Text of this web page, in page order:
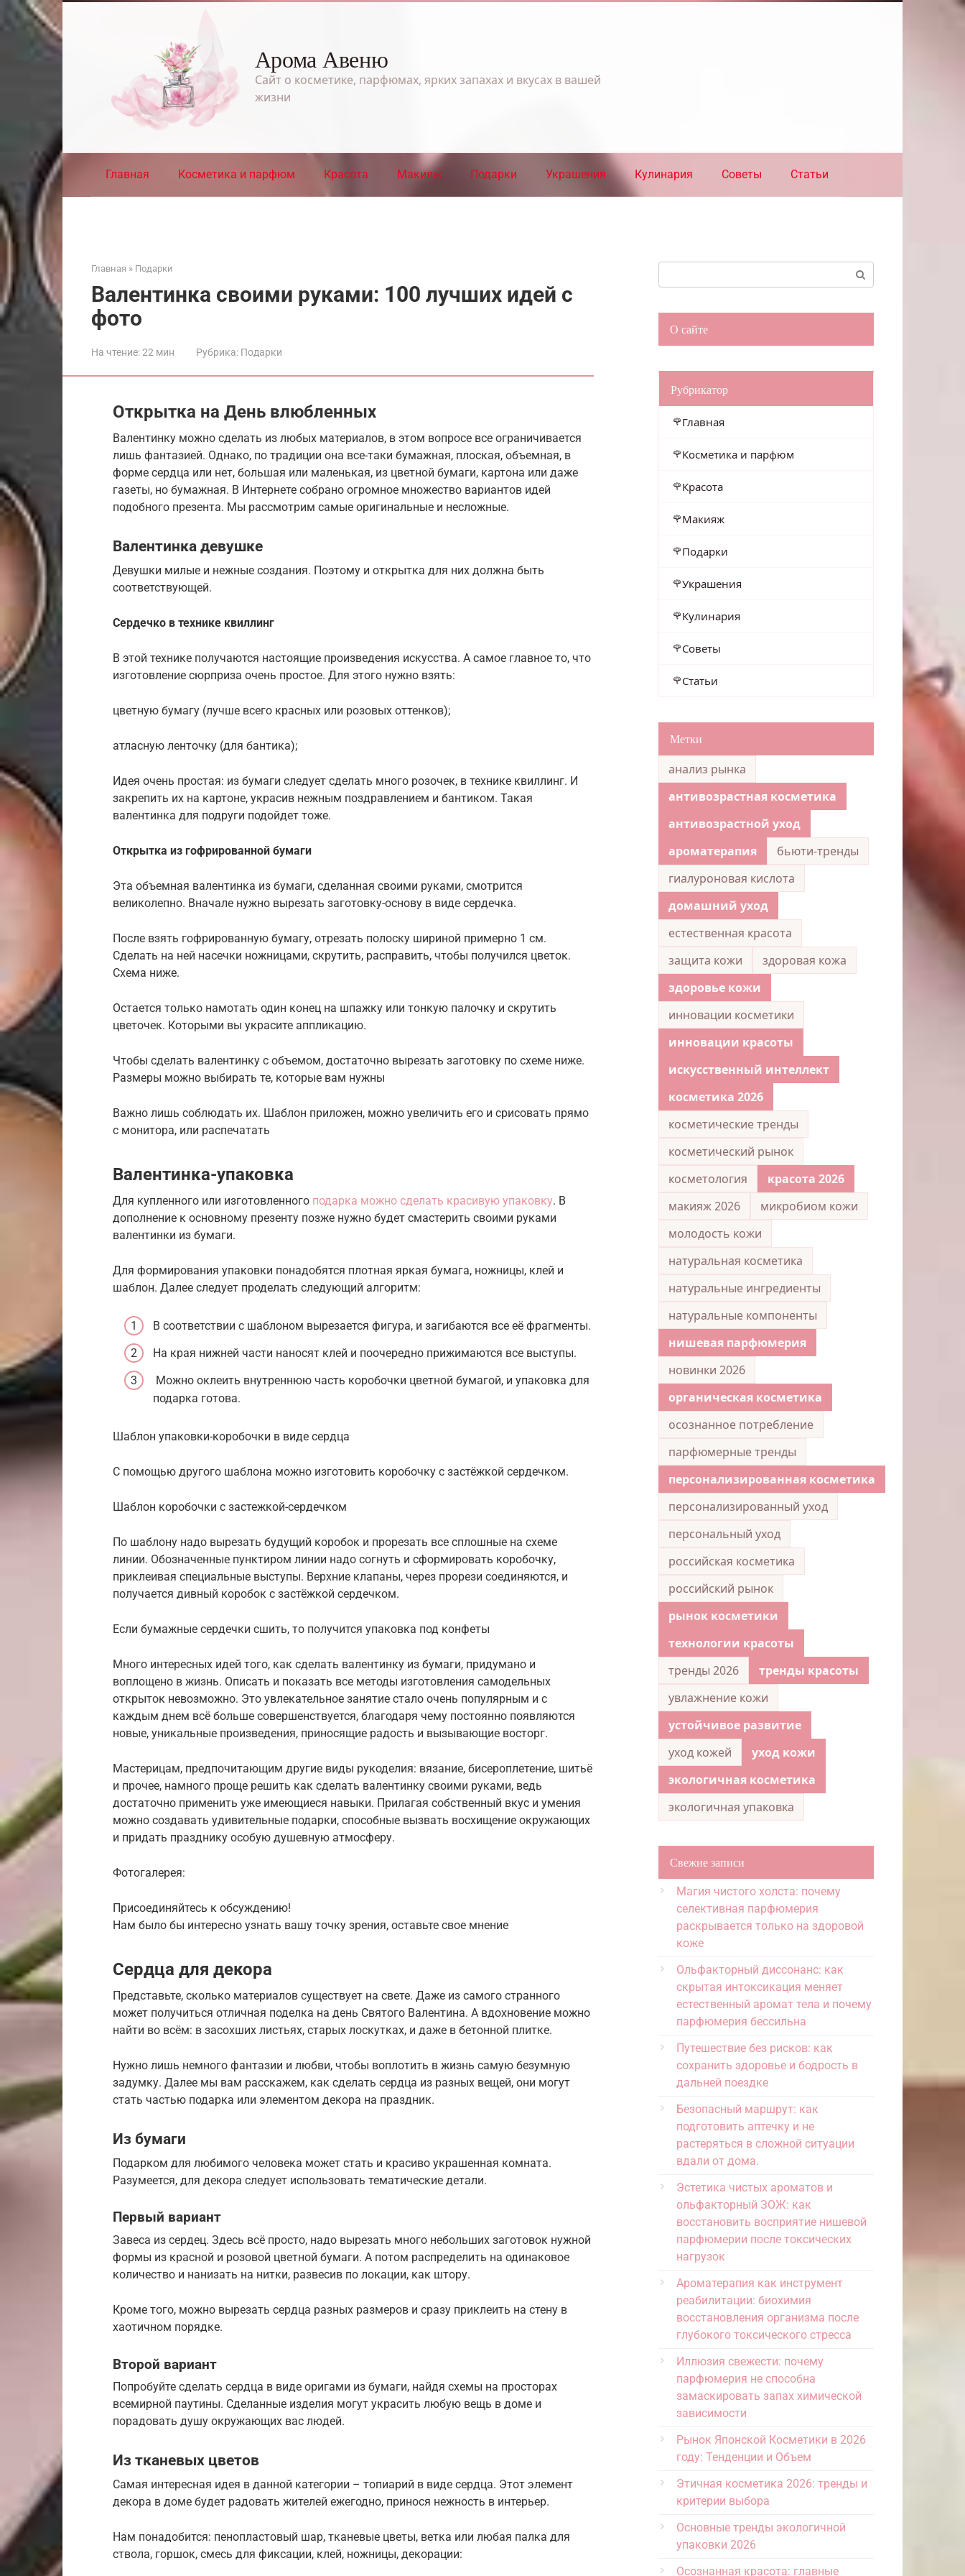
Перейти
к
контенту
Арома Авеню
Сайт о косметике, парфюмах, ярких запахах и вкусах в вашей
жизни
Главная Косметика и парфюм Красота Макияж Подарки Украшения Кулинария Советы Статьи
Главная » Подарки
Валентинка своими руками: 100 лучших идей с
фото
На чтение:22 мин Рубрика: Подарки
Открытка на День влюбленных
Валентинку можно сделать из любых материалов, в этом вопросе все ограничивается
лишь фантазией. Однако, по традиции она все-таки бумажная, плоская, объемная, в
форме сердца или нет, большая или маленькая, из цветной бумаги, картона или даже
газеты, но бумажная. В Интернете собрано огромное множество вариантов идей
подобного презента. Мы рассмотрим самые оригинальные и несложные.
Валентинка девушке
Девушки милые и нежные создания. Поэтому и открытка для них должна быть
соответствующей.
Сердечко в технике квиллинг
В этой технике получаются настоящие произведения искусства. А самое главное то, что
изготовление сюрприза очень простое. Для этого нужно взять:
цветную бумагу (лучше всего красных или розовых оттенков);
атласную ленточку (для бантика);
Идея очень простая: из бумаги следует сделать много розочек, в технике квиллинг. И
закрепить их на картоне, украсив нежным поздравлением и бантиком. Такая
валентинка для подруги подойдет тоже.
Открытка из гофрированной бумаги
Эта объемная валентинка из бумаги, сделанная своими руками, смотрится
великолепно. Вначале нужно вырезать заготовку-основу в виде сердечка.
После взять гофрированную бумагу, отрезать полоску шириной примерно 1 см.
Сделать на ней насечки ножницами, скрутить, расправить, чтобы получился цветок.
Схема ниже.
Остается только намотать один конец на шпажку или тонкую палочку и скрутить
цветочек. Которыми вы украсите аппликацию.
Чтобы сделать валентинку с объемом, достаточно вырезать заготовку по схеме ниже.
Размеры можно выбирать те, которые вам нужны
Важно лишь соблюдать их. Шаблон приложен, можно увеличить его и срисовать прямо
с монитора, или распечатать
Валентинка-упаковка
Для купленного или изготовленного подарка можно сделать красивую упаковку. В
дополнение к основному презенту позже нужно будет смастерить своими руками
валентинки из бумаги.
Для формирования упаковки понадобятся плотная яркая бумага, ножницы, клей и
шаблон. Далее следует проделать следующий алгоритм:
В соответствии с шаблоном вырезается фигура, и загибаются все её фрагменты.
На края нижней части наносят клей и поочередно прижимаются все выступы.
Можно оклеить внутреннюю часть коробочки цветной бумагой, и упаковка для
подарка готова.
Шаблон упаковки-коробочки в виде сердца
С помощью другого шаблона можно изготовить коробочку с застёжкой сердечком.
Шаблон коробочки с застежкой-сердечком
По шаблону надо вырезать будущий коробок и прорезать все сплошные на схеме
линии. Обозначенные пунктиром линии надо согнуть и сформировать коробочку,
приклеивая специальные выступы. Верхние клапаны, через прорези соединяются, и
получается дивный коробок с застёжкой сердечком.
Если бумажные сердечки сшить, то получится упаковка под конфеты
Много интересных идей того, как сделать валентинку из бумаги, придумано и
воплощено в жизнь. Описать и показать все методы изготовления самодельных
открыток невозможно. Это увлекательное занятие стало очень популярным и с
каждым днем всё больше совершенствуется, благодаря чему постоянно появляются
новые, уникальные произведения, приносящие радость и вызывающие восторг.
Мастерицам, предпочитающим другие виды рукоделия: вязание, бисероплетение, шитьё
и прочее, намного проще решить как сделать валентинку своими руками, ведь
достаточно применить уже имеющиеся навыки. Прилагая собственный вкус и умения
можно создавать удивительные подарки, способные вызвать восхищение окружающих
и придать празднику особую душевную атмосферу.
Фотогалерея:
Присоединяйтесь к обсуждению!
Нам было бы интересно узнать вашу точку зрения, оставьте свое мнение
Сердца для декора
Представьте, сколько материалов существует на свете. Даже из самого странного
может получиться отличная поделка на день Святого Валентина. А вдохновение можно
найти во всём: в засохших листьях, старых лоскутках, и даже в бетонной плитке.
Нужно лишь немного фантазии и любви, чтобы воплотить в жизнь самую безумную
задумку. Далее мы вам расскажем, как сделать сердца из разных вещей, они могут
стать частью подарка или элементом декора на праздник.
Из бумаги
Подарком для любимого человека может стать и красиво украшенная комната.
Разумеется, для декора следует использовать тематические детали.
Первый вариант
Завеса из сердец. Здесь всё просто, надо вырезать много небольших заготовок нужной
формы из красной и розовой цветной бумаги. А потом распределить на одинаковое
количество и нанизать на нитки, развесив по локации, как штору.
Кроме того, можно вырезать сердца разных размеров и сразу приклеить на стену в
хаотичном порядке.
Второй вариант
Попробуйте сделать сердца в виде оригами из бумаги, найдя схемы на просторах
всемирной паутины. Сделанные изделия могут украсить любую вещь в доме и
порадовать душу окружающих вас людей.
Из тканевых цветов
Самая интересная идея в данной категории – топиарий в виде сердца. Этот элемент
декора в доме будет радовать жителей ежегодно, принося нежность в интерьер.
Нам понадобится: пенопластовый шар, тканевые цветы, ветка или любая палка для
ствола, горшок, смесь для фиксации, клей, ножницы, декорации:
О сайте
Рубрикатор
Главная
Косметика и парфюм
Красота
Макияж
Подарки
Украшения
Кулинария
Советы
Статьи
Метки
анализ рынка
антивозрастная косметика
антивозрастной уход
ароматерапия
бьюти-тренды
гиалуроновая кислота
домашний уход
естественная красота
защита кожи
здоровая кожа
здоровье кожи
инновации косметики
инновации красоты
искусственный интеллект
косметика 2026
косметические тренды
косметический рынок
косметология
красота 2026
макияж 2026
микробиом кожи
молодость кожи
натуральная косметика
натуральные ингредиенты
натуральные компоненты
нишевая парфюмерия
новинки 2026
органическая косметика
осознанное потребление
парфюмерные тренды
персонализированная косметика
персонализированный уход
персональный уход
российская косметика
российский рынок
рынок косметики
технологии красоты
тренды 2026
тренды красоты
увлажнение кожи
устойчивое развитие
уход кожей
уход кожи
экологичная косметика
экологичная упаковка
Свежие записи
Магия чистого холста: почему
селективная парфюмерия
раскрывается только на здоровой
коже
Ольфакторный диссонанс: как
скрытая интоксикация меняет
естественный аромат тела и почему
парфюмерия бессильна
Путешествие без рисков: как
сохранить здоровье и бодрость в
дальней поездке
Безопасный маршрут: как
подготовить аптечку и не
растеряться в сложной ситуации
вдали от дома.
Эстетика чистых ароматов и
ольфакторный ЗОЖ: как
восстановить восприятие нишевой
парфюмерии после токсических
нагрузок
Ароматерапия как инструмент
реабилитации: биохимия
восстановления организма после
глубокого токсического стресса
Иллюзия свежести: почему
парфюмерия не способна
замаскировать запах химической
зависимости
Рынок Японской Косметики в 2026
году: Тенденции и Объем
Этичная косметика 2026: тренды и
критерии выбора
Основные тренды экологичной
упаковки 2026
Осознанная красота: главные